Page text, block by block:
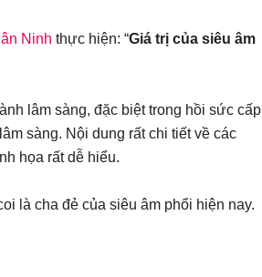
Ninh thực hiện: “Giá trị của siêu âm
lâm sàng, đặc biệt trong hồi sức cấp
sàng. Nội dung rất chi tiết về các
họa rất dễ hiểu.
là cha đẻ của siêu âm phổi hiện nay.